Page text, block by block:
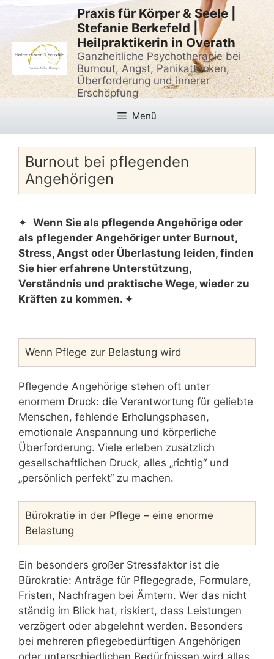
Zum
springen
Praxis für Körper & Seele |
Stefanie Berkefeld |
Heilpraktikerin in Overath
Ganzheitliche Psychotherapie bei
Burnout, Angst, Panikattacken,
Überforderung und innerer
Erschöpfung
Menü
Burnout bei pflegenden
Angehörigen
✦ Wenn Sie als pflegende Angehörige oder
als pflegender Angehöriger unter Burnout,
Stress, Angst oder Überlastung leiden, finden
Sie hier erfahrene Unterstützung,
Verständnis und praktische Wege, wieder zu
Kräften zu kommen. ✦
Wenn Pflege zur Belastung wird
Pflegende Angehörige stehen oft unter
enormem Druck: die Verantwortung für geliebte
Menschen, fehlende Erholungsphasen,
emotionale Anspannung und körperliche
Überforderung. Viele erleben zusätzlich
gesellschaftlichen Druck, alles „richtig“ und
„persönlich perfekt“ zu machen.
Bürokratie in der Pflege – eine enorme
Belastung
Ein besonders großer Stressfaktor ist die
Bürokratie: Anträge für Pflegegrade, Formulare,
Fristen, Nachfragen bei Ämtern. Wer das nicht
ständig im Blick hat, riskiert, dass Leistungen
verzögert oder abgelehnt werden. Besonders
bei mehreren pflegebedürftigen Angehörigen
oder unterschiedlichen Bedürfnissen wird alles